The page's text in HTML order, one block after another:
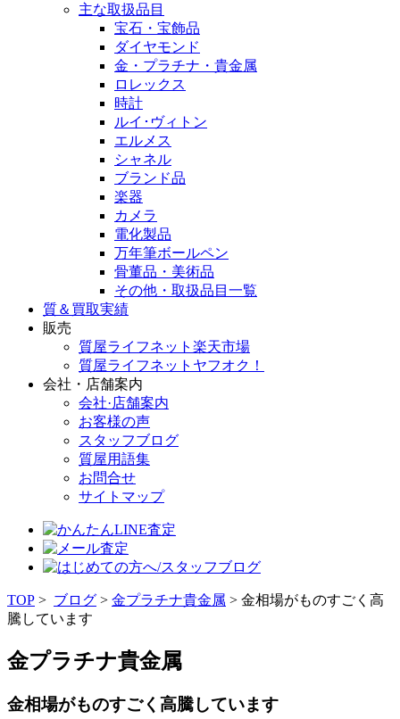
主な取扱品目
宝石・宝飾品
ダイヤモンド
金・プラチナ・貴金属
ロレックス
時計
ルイ･ヴィトン
エルメス
シャネル
ブランド品
楽器
カメラ
電化製品
万年筆ボールペン
骨董品・美術品
その他・取扱品目一覧
質＆買取実績
販売
質屋ライフネット楽天市場
質屋ライフネットヤフオク！
会社・店舗案内
会社·店舗案内
お客様の声
スタッフブログ
質屋用語集
お問合せ
サイトマップ
TOP > ブログ > 金プラチナ貴金属 > 金相場がものすごく高
騰しています
金プラチナ貴金属
金相場がものすごく高騰しています